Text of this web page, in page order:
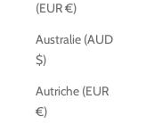
(EUR €)
Australie (AUD
$)
Autriche (EUR
€)